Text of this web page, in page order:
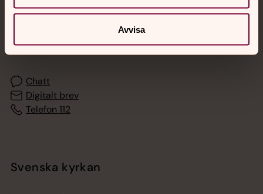
Avvisa
Jourhavande präst
Akut samtals- och krisstöd. Prata eller chatta anonymt
med en präst på kvällar och nätter.
Chatt
Digitalt brev
Telefon 112
Svenska kyrkan